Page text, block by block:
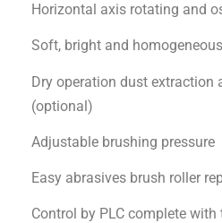
Horizontal axis rotating and
Soft, bright and
Dry operation dust extraction
(optional)
Adjustable brushing pressure
Easy abrasives brush roller
Control by PLC complete